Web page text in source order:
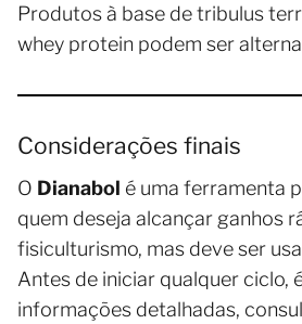
Produtos à base de tribulus
whey protein podem ser
Considerações finais
O Dianabol é uma ferramenta
quem deseja alcançar ganhos
fisiculturismo, mas deve ser
Antes de iniciar qualquer ciclo,
informações detalhadas,